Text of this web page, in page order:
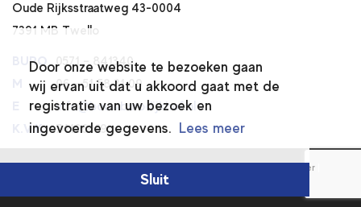
Door onze website te bezoeken gaan
wij ervan uit dat u akkoord gaat met de
registratie van uw bezoek en
ingevoerde gegevens. Lees meer
Sluit
Oude Rijksstraatweg 43-0004
7391 MB Twello
BURO 0571 – 841340
06 – 51 58 31 09
info@bouwburodijkhof.nl
K.V.K. 74196669
Disclaimer